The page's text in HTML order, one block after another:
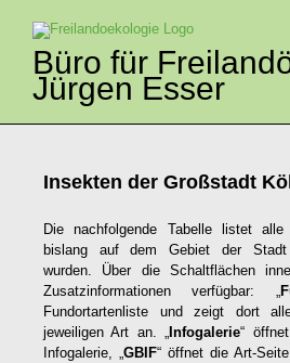
springenBüro für
Jürgen Esser
Insekten der Großstadt
Die nachfolgende Tabelle listet
bislang auf dem Gebiet der Stadt
wurden. Über die Schaltflächen
Zusatzinformationen verfügbar: „
Fundortartenliste und zeigt dort
jeweiligen Art an. „
Infogalerie“
Infogalerie, „ GBIF“ öffnet die Art-